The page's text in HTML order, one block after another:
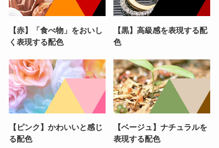
【赤】「食べ物」をおいし
く表現する配色
【黒】高級感を表現する配
色
【ピンク】かわいいと感じ
る配色
【ベージュ】ナチュラルを
表現する配色